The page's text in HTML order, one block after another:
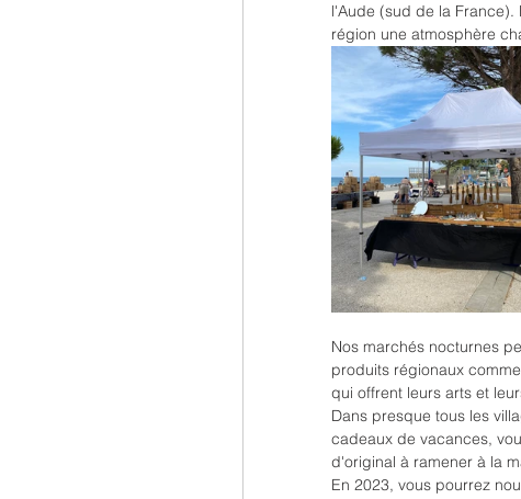
l'Aude (sud de la
région une atmosphère
Nos marchés nocturnes
produits régionaux
qui offrent leurs arts et
Dans presque tous les
cadeaux de vacances,
d'original à ramener à la
En 2023, vous pourrez